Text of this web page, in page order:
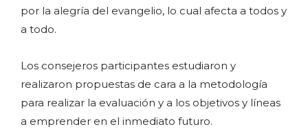
por la alegría del evangelio, lo cual afecta a todos y
a todo.
Los consejeros participantes estudiaron y
realizaron propuestas de cara a la metodología
para realizar la evaluación y a los objetivos y líneas
a emprender en el inmediato futuro.